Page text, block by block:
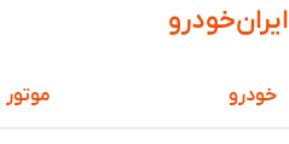
ایران‌خودرو
خودرو موتور